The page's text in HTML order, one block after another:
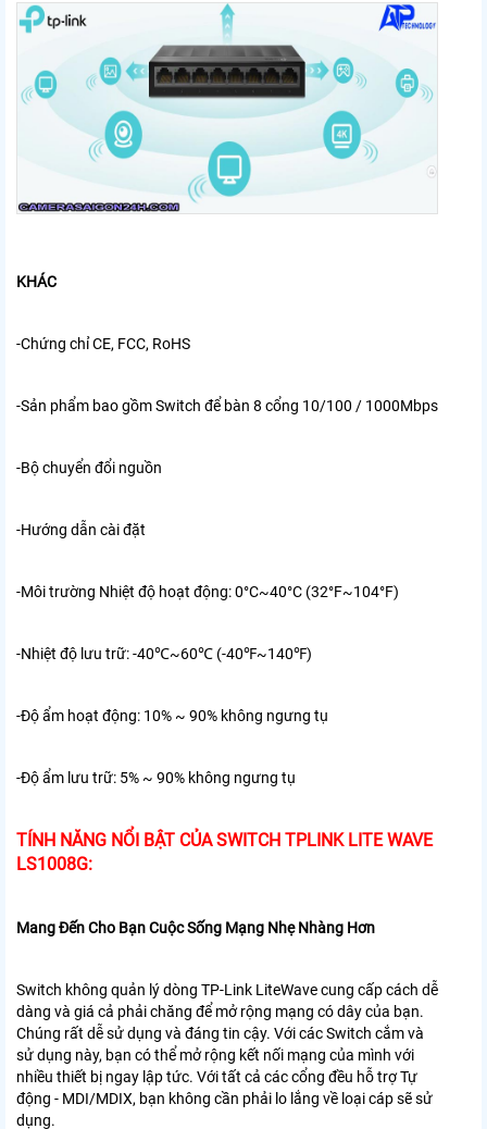
KHÁC
-Chứng chỉCE, FCC, RoHS
-Sản phẩm bao gồmSwitch để bàn 8 cổng 10/100 / 1000Mbps
-Bộ chuyển đổi nguồn
-Hướng dẫn cài đặt
-Môi trường Nhiệt độ hoạt động: 0°C~40°C (32°F~104°F)
-Nhiệt độ lưu trữ: -40℃~60℃ (-40℉~140℉)
-Độ ẩm hoạt động: 10% ~ 90% không ngưng tụ
-Độ ẩm lưu trữ: 5% ~ 90% không ngưng tụ
TÍNH NĂNG NỔI BẬT CỦA SWITCH TPLINK LITE WAVE
LS1008G:
Mang Đến Cho Bạn Cuộc Sống Mạng Nhẹ Nhàng Hơn
Switch không quản lý dòng TP-Link LiteWave cung cấp cách dễ
dàng và giá cả phải chăng để mở rộng mạng có dây của bạn.
Chúng rất dễ sử dụng và đáng tin cậy. Với các Switch cắm và
sử dụng này, bạn có thể mở rộng kết nối mạng của mình với
nhiều thiết bị ngay lập tức. Với tất cả các cổng đều hỗ trợ Tự
động - MDI/MDIX, bạn không cần phải lo lắng về loại cáp sẽ sử
dụng.